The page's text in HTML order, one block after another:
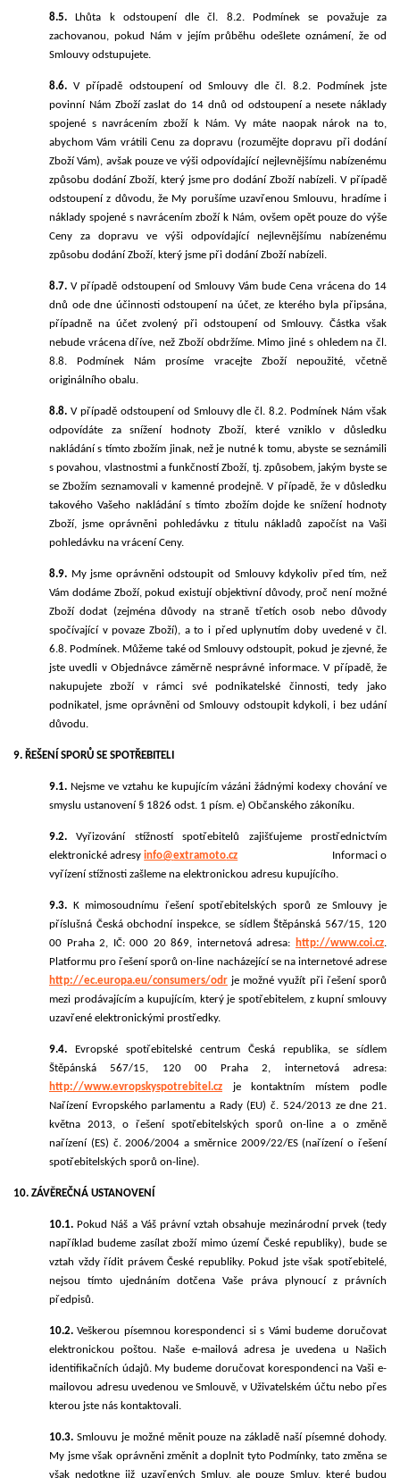
8.5. Lhůta k odstoupení dle čl. 8.2. Podmínek se považuje za
zachovanou, pokud Nám v jejím průběhu odešlete oznámení, že od
Smlouvy odstupujete.
8.6. V případě odstoupení od Smlouvy dle čl. 8.2. Podmínek jste
povinní Nám Zboží zaslat do 14 dnů od odstoupení a nesete náklady
spojené s navrácením zboží k Nám. Vy máte naopak nárok na to,
abychom Vám vrátili Cenu za dopravu (rozumějte dopravu při dodání
Zboží Vám), avšak pouze ve výši odpovídající nejlevnějšímu nabízenému
způsobu dodání Zboží, který jsme pro dodání Zboží nabízeli. V případě
odstoupení z důvodu, že My porušíme uzavřenou Smlouvu, hradíme i
náklady spojené s navrácením zboží k Nám, ovšem opět pouze do výše
Ceny za dopravu ve výši odpovídající nejlevnějšímu nabízenému
způsobu dodání Zboží, který jsme při dodání Zboží nabízeli.
8.7.V případě odstoupení od Smlouvy Vám bude Cena vrácena do 14
dnů ode dne účinnosti odstoupení na účet, ze kterého byla připsána,
případně na účet zvolený při odstoupení od Smlouvy. Částka však
nebude vrácena dříve, než Zboží obdržíme. Mimo jiné s ohledem na čl.
8.8. Podmínek Nám prosíme vracejte Zboží nepoužité, včetně
originálního obalu.
8.8. V případě odstoupení od Smlouvy dle čl. 8.2. Podmínek Nám však
odpovídáte za snížení hodnoty Zboží, které vzniklo v důsledku
nakládání s tímto zbožím jinak, než je nutné k tomu, abyste se seznámili
s povahou, vlastnostmi a funkčností Zboží, tj. způsobem, jakým byste se
se Zbožím seznamovali v kamenné prodejně.V případě, že v důsledku
takovéhoVašeho nakládání s tímto zbožím dojde ke snížení hodnoty
Zboží, jsme oprávněni pohledávku z titulu nákladů započíst na Vaši
pohledávku na vrácení Ceny.
8.9. My jsme oprávněni odstoupit od Smlouvy kdykoliv před tím, než
Vám dodáme Zboží, pokud existují objektivní důvody, proč není možné
Zboží dodat (zejména důvody na straně třetích osob nebo důvody
spočívající v povaze Zboží), a to i před uplynutím doby uvedené v čl.
6.8. Podmínek. Můžeme také od Smlouvy odstoupit, pokud je zjevné, že
jste uvedli v Objednávce záměrně nesprávné informace. V případě, že
nakupujete zboží v rámci své podnikatelské činnosti, tedy jako
podnikatel, jsme oprávněni od Smlouvy odstoupit kdykoli, i bez udání
důvodu.
9. ŘEŠENÍ SPORŮ SE SPOTŘEBITELI
9.1. Nejsme ve vztahu ke kupujícím vázáni žádnými kodexy chování ve
smyslu ustanovení § 1826 odst. 1 písm. e) Občanského zákoníku.
9.2. Vyřizování stížností spotřebitelů zajišťujeme prostřednictvím
elektronické adresyinfo@extramoto.cz
Informaci o
vyřízení stížnosti zašleme na elektronickou adresu kupujícího.
9.3. K mimosoudnímu řešení spotřebitelských sporů ze Smlouvy je
příslušná Česká obchodní inspekce, se sídlem Štěpánská 567/15, 120
00 Praha 2, IČ: 000 20 869, internetová adresa:
http://www.coi.cz.
Platformu pro řešení sporů on-line nacházející se na internetové adrese
http://ec.europa.eu/consumers/odr je možné využít při řešení sporů
mezi prodávajícím a kupujícím, který je spotřebitelem, z kupní smlouvy
uzavřené elektronickými prostředky.
9.4. Evropské spotřebitelské centrum Česká republika, se sídlem
Štěpánská 567/15, 120 00 Praha 2, internetová adresa:
http://www.evropskyspotrebitel.cz je kontaktním místem podle
Nařízení Evropského parlamentu a Rady (EU) č. 524/2013 ze dne 21.
května 2013, o řešení spotřebitelských sporů on-line a o změně
nařízení (ES) č. 2006/2004 a směrnice 2009/22/ES (nařízení o řešení
spotřebitelských sporů on-line).
10. ZÁVĚREČNÁ USTANOVENÍ
10.1. Pokud Náš a Váš právní vztah obsahuje mezinárodní prvek (tedy
například budeme zasílat zboží mimo území České republiky), bude se
vztah vždy řídit právem České republiky. Pokud jste však spotřebitelé,
nejsou tímto ujednáním dotčena Vaše práva plynoucí z právních
předpisů.
10.2. Veškerou písemnou korespondenci si s Vámi budeme doručovat
elektronickou poštou. Naše e-mailová adresa je uvedena u Našich
identifikačních údajů. My budeme doručovat korespondenci na Vaši e-
mailovou adresu uvedenou ve Smlouvě, v Uživatelském účtu nebo přes
kterou jste nás kontaktovali.
10.3. Smlouvu je možné měnit pouze na základě naší písemné dohody.
My jsme však oprávněni změnit a doplnit tyto Podmínky, tato změna se
však nedotkne již uzavřených Smluv, ale pouze Smluv, které budou